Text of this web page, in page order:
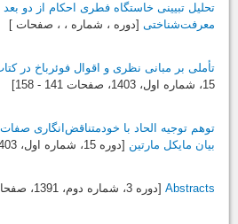
تحلیل تبیینی خاستگاه فطری احکام از دو
معرفت‌شناختی [دوره ، شماره ، ، صفحات ]
تأملی بر مبانی نظری و اقوال فوئرباخ در
15، شماره اول،
1403، صفحات 141 - 158]
توهم توجیه الحاد با خودمتناقض‌انگاری
بیان مایکل مارتین [دوره 15، شماره اول،
Abstracts [دوره 3، شماره دوم، 1391،